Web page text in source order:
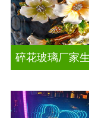
碎花玻璃厂家